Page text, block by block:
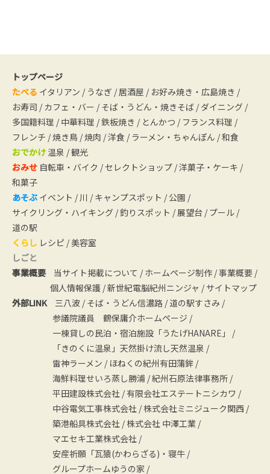
トップページ
たべる イタリアン / うなぎ / 居酒屋 / お好み焼き・広島焼き /
お寿司 / カフェ・バー / そば・うどん・焼きそば / ダイニング /
多国籍料理 / 中華料理 /鉄板焼き / とんかつ / フランス料理 /
フレンチ /焼き鳥 /焼肉 /洋食 / ラーメン・ちゃんぽん /和食
おでかけ 温泉 /観光
おみせ 自転車・バイク /セレクトショップ /洋菓子・ケーキ /
和菓子
あそぶ イベント / 川 / キャンプスポット / 公園 /
サイクリング・ハイキング /釣りスポット / 展望台 / プール /
道の駅
くらし レシピ /美容室
しごと
事業概要
当サイト掲載について / ホームページ制作 /事業概要 /
個人情報保護 /新世紀電脳紀州ニンジャ / サイトマップ
外部LINK
三八波 / そば・うどん信濃路 / 道の駅すさみ /
参議院議員 鶴保庸介ホームページ /
一棟貸しの民泊・宿泊施設「うたげHANARE」
/
「きのくに温泉」天然掛け流し天然温泉 /
雷神ラーメン / ほねくの紀州有田蒲鉾 /
海鮮料理せいろ蒸し勝浦 /紀州石原法律事務所 /
平田建設株式会社 /有限会社エステートニシカワ /
中谷電気工事株式会社 /株式会社ミニジューク関西 /
築港船具株式会社 /株式会社 中澤工業 /
マエセキ工業株式会社 /
安産祈願「瓦猿(かわらざる)・寝牛 /
グループホームゆうの家 /